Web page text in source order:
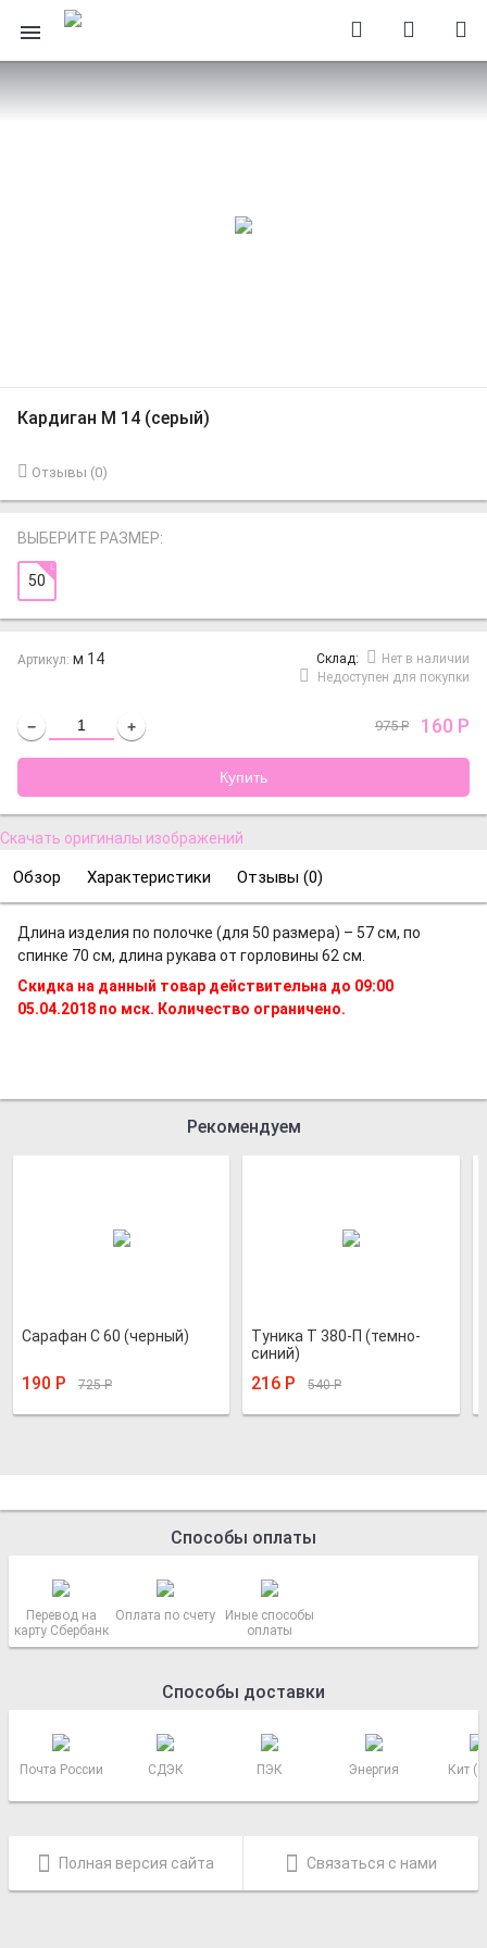
Кардиган М 14 (серый)
Отзывы (0)
ВЫБЕРИТЕ РАЗМЕР:
50
Артикул: м 14 Cклад:
Нет в наличии
Недоступен для покупки
− + 975Р 160 Р
Скачать оригиналы изображений
Обзор Характеристики Отзывы (0)
Длина изделия по полочке (для 50 размера) – 57 см, по
спинке 70 см, длина рукава от горловины 62 см.
Скидка на данный товар действительна до 09:00
05.04.2018 по мск. Количество ограничено.
Рекомендуем
Сарафан С 60 (черный)
190 Р 725Р
Туника Т 380-П (темно-
синий)
216 Р 540Р
Способы оплаты
Перевод на
карту Сбербанк
Оплата по счету
Иные способы
оплаты
Способы доставки
Почта России СДЭК ПЭК Энергия Кит
Полная версия сайта Связаться с нами